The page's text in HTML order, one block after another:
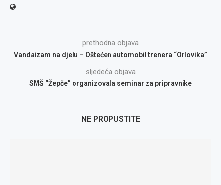
prethodna objava
Vandaizam na djelu – Oštećen automobil trenera “Orlovika”
sljedeća objava
SMŠ “Žepče” organizovala seminar za pripravnike
NE PROPUSTITE